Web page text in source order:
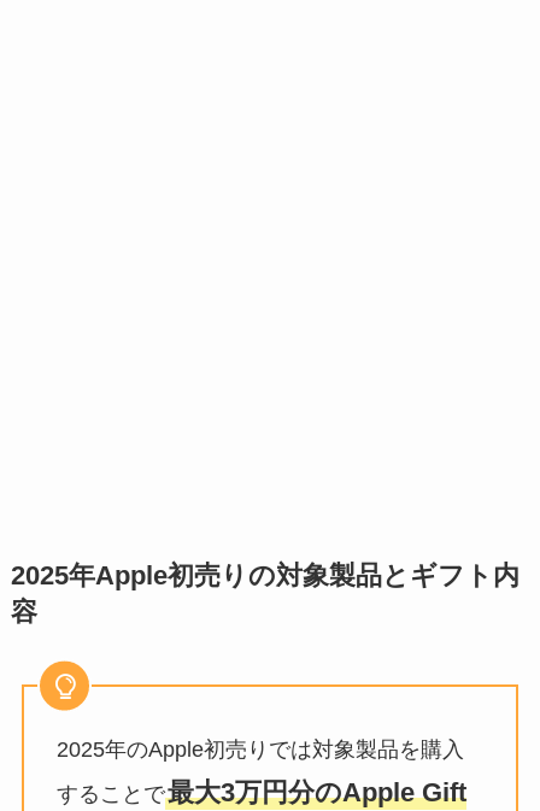
2025年Apple初売りの対象製品とギフト内
容
2025年のApple初売りでは対象製品を購入
することで最大3万円分のApple Gift